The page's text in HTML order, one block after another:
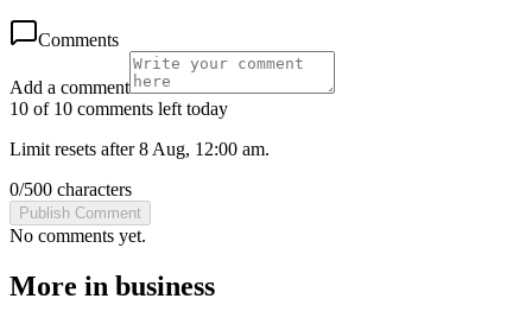
Comments
Add a comment
10 of 10 comments left today
Limit resets after 8 Aug, 12:00 am.
0/500 characters
Publish Comment
No comments yet.
More in business